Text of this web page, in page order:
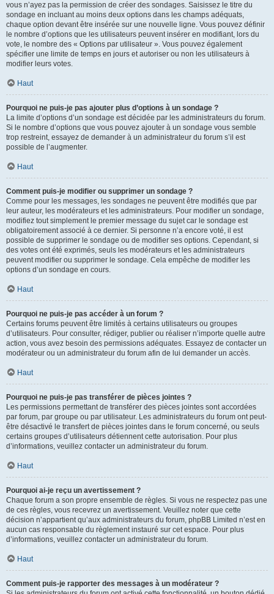
vous n’ayez pas la permission de créer des sondages. Saisissez le titre du
sondage en incluant au moins deux options dans les champs adéquats,
chaque option devant être insérée sur une nouvelle ligne. Vous pouvez définir
le nombre d’options que les utilisateurs peuvent insérer en modifiant, lors du
vote, le nombre des « Options par utilisateur ». Vous pouvez également
spécifier une limite de temps en jours et autoriser ou non les utilisateurs à
modifier leurs votes.
Haut
Pourquoi ne puis-je pas ajouter plus d’options à un sondage ?
La limite d’options d’un sondage est décidée par les administrateurs du forum.
Si le nombre d’options que vous pouvez ajouter à un sondage vous semble
trop restreint, essayez de demander à un administrateur du forum s’il est
possible de l’augmenter.
Haut
Comment puis-je modifier ou supprimer un sondage ?
Comme pour les messages, les sondages ne peuvent être modifiés que par
leur auteur, les modérateurs et les administrateurs. Pour modifier un sondage,
modifiez tout simplement le premier message du sujet car le sondage est
obligatoirement associé à ce dernier. Si personne n’a encore voté, il est
possible de supprimer le sondage ou de modifier ses options. Cependant, si
des votes ont été exprimés, seuls les modérateurs et les administrateurs
peuvent modifier ou supprimer le sondage. Cela empêche de modifier les
options d’un sondage en cours.
Haut
Pourquoi ne puis-je pas accéder à un forum ?
Certains forums peuvent être limités à certains utilisateurs ou groupes
d’utilisateurs. Pour consulter, rédiger, publier ou réaliser n’importe quelle autre
action, vous avez besoin des permissions adéquates. Essayez de contacter un
modérateur ou un administrateur du forum afin de lui demander un accès.
Haut
Pourquoi ne puis-je pas transférer de pièces jointes ?
Les permissions permettant de transférer des pièces jointes sont accordées
par forum, par groupe ou par utilisateur. Les administrateurs du forum ont peut-
être désactivé le transfert de pièces jointes dans le forum concerné, ou seuls
certains groupes d’utilisateurs détiennent cette autorisation. Pour plus
d’informations, veuillez contacter un administrateur du forum.
Haut
Pourquoi ai-je reçu un avertissement ?
Chaque forum a son propre ensemble de règles. Si vous ne respectez pas une
de ces règles, vous recevrez un avertissement. Veuillez noter que cette
décision n’appartient qu’aux administrateurs du forum, phpBB Limited n’est en
aucun cas responsable du règlement instauré sur cet espace. Pour plus
d’informations, veuillez contacter un administrateur du forum.
Haut
Comment puis-je rapporter des messages à un modérateur ?